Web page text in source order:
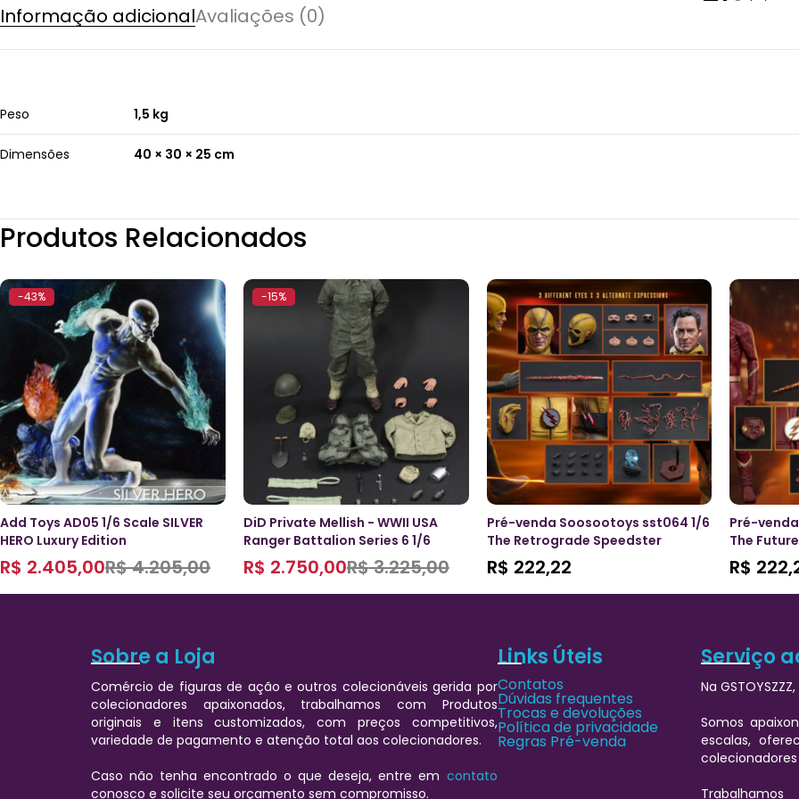
Informação adicionalAvaliações (0)
Peso 1,5 kg
Dimensões 40 × 30 × 25 cm
Produtos Relacionados
-43%
Add Toys AD05 1/6 Scale SILVER
HERO Luxury Edition
R$4.205,00
R$ 2.405,00
-15%
DiD Private Mellish - WWII USA
Ranger Battalion Series 6 1/6
R$3.225,00
R$ 2.750,00
Pré-venda Soosootoys sst064 1/6
The Retrograde Speedster
R$ 222,22
Pré-
The
R$
Sobre a Loja
Comércio de figuras de ação e outros colecionáveis gerida por
colecionadores apaixonados, trabalhamos com Produtos
originais e itens customizados, com preços competitivos,
variedade de pagamento e atenção total aos colecionadores.
Caso não tenha encontrado o que deseja, entre em contato
conosco e solicite seu orçamento sem compromisso.
Links Úteis
Contatos
Dúvidas frequentes
Trocas e devoluções
Política de privacidade
Regras Pré-venda
Serviço
Na
Somos
escalas,